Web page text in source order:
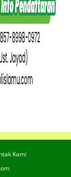
Kami